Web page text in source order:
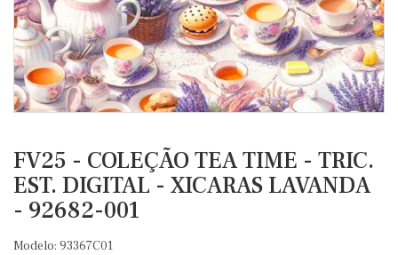
FV25 - COLEÇÃO TEA TIME - TRIC.
EST. DIGITAL - XICARAS LAVANDA
- 92682-001
Modelo: 93367C01